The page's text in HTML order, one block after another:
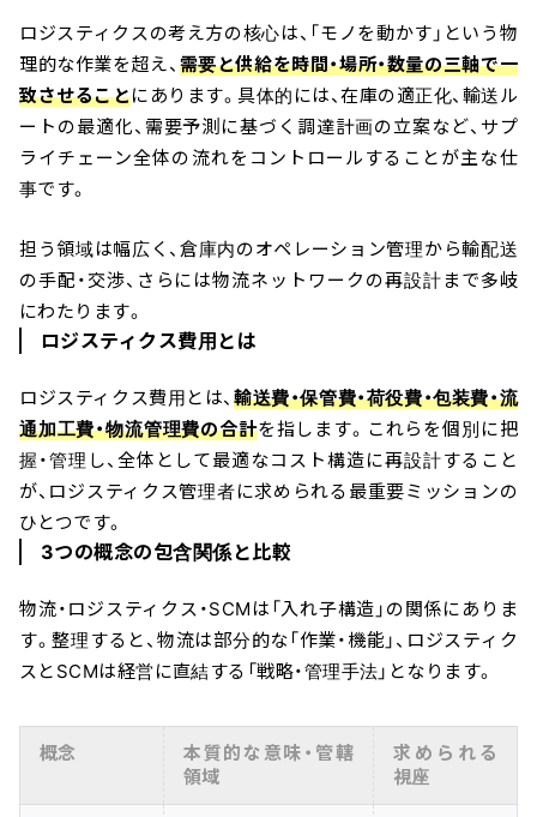
ロジスティクスの考え方の核心は、「モノを動かす」という物
理的な作業を超え、 需要と供給を時間・場所・数量の三軸で一
致させることにあります。具体的には、在庫の適正化、輸送ル
ートの最適化、需要予測に基づく調達計画の立案など、サプ
ライチェーン全体の流れをコントロールすることが主な仕
事です。
担う領域は幅広く、倉庫内のオペレーション管理から輸配送
の手配・交渉、さらには物流ネットワークの再設計まで多岐
にわたります。
ロジスティクス費用とは
ロジスティクス費用とは、輸送費・保管費・荷役費・包装費・流
通加工費・物流管理費の合計を指します。これらを個別に把
握・管理し、全体として最適なコスト構造に再設計すること
が、ロジスティクス管理者に求められる最重要ミッションの
ひとつです。
3つの概念の包含関係と比較
物流・ロジスティクス・SCMは「入れ子構造」の関係にありま
す。整理すると、物流は部分的な「作業・機能」、ロジスティク
スとSCMは経営に直結する「戦略・管理手法」となります。
概念
本質的な意味・管轄
領域
求められる
視座